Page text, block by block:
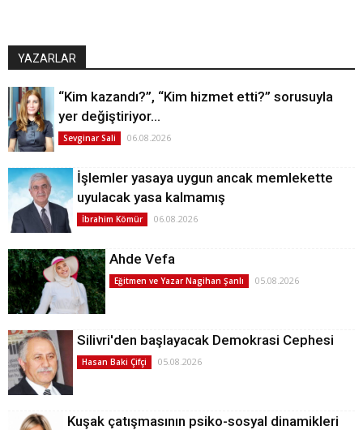
YAZARLAR
“Kim kazandı?”, “Kim hizmet etti?” sorusuyla
yer değiştiriyor…
Sevginar Sali 06.08.2026
İşlemler yasaya uygun ancak memlekette
uyulacak yasa kalmamış
İbrahim Kömür 06.08.2026
Ahde Vefa
Eğitmen ve Yazar Nagihan Şanlı 05.08.2026
Silivri'den başlayacak Demokrasi Cephesi
Hasan Baki Çifçi 05.08.2026
Kuşak çatışmasının psiko-sosyal dinamikleri